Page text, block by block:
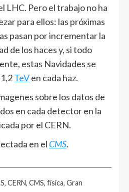
LHC. Pero el trabajo no ha
para ellos: las próximas
pasan por incrementar la
de los haces y, si todo
estas Navidades se
TeVen cada haz.
sobre los datos de
en cada detector en la
por el CERN.
en el CMS.
CERN, CMS, física, Gran